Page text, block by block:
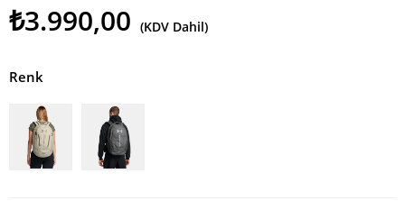
₺3.990,00 (KDV Dahil)
Renk